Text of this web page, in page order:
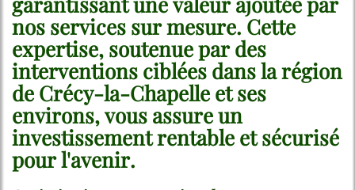
nos services sur mesure. Cette
expertise, soutenue par des
interventions ciblées dans la région
de Crécy-la-Chapelle et ses
environs, vous assure un
investissement rentable et sécurisé
pour l'avenir.